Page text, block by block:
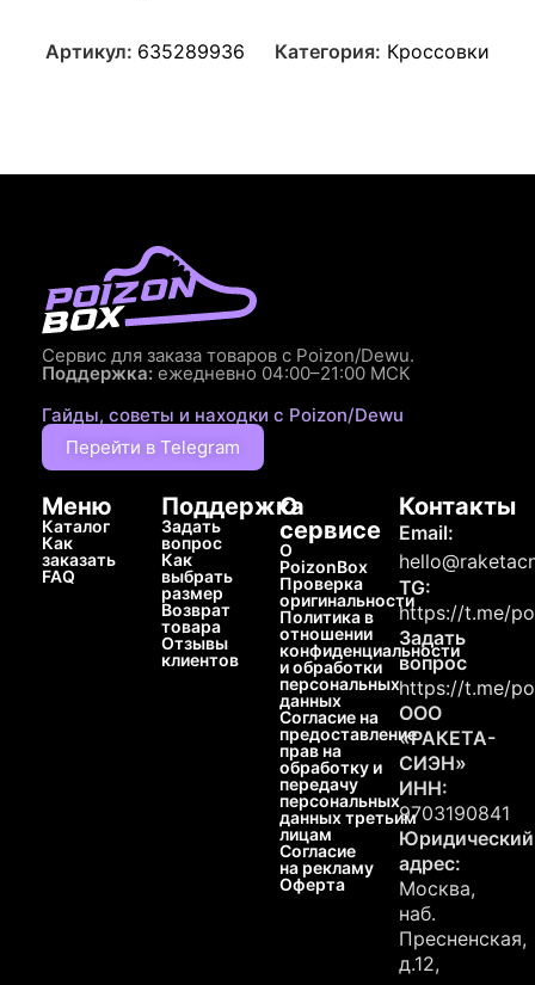
Артикул: 635289936 Категория: Кроссовки
Сервис для заказа товаров с Poizon/Dewu.
Поддержка: ежедневно 04:00–21:00 МСК
Гайды, советы и находки с Poizon/Dewu
Перейти в Telegram
Меню
Каталог
Как
заказать
FAQ
Поддержка
Задать
вопрос
Как
выбрать
размер
Возврат
товара
Отзывы
клиентов
О
сервисе
О
PoizonBox
Проверка
оригинальности
Политика в
отношении
конфиденциальности
и обработки
персональных
данных
Согласие на
предоставление
прав на
обработку и
передачу
персональных
данных третьим
лицам
Согласие
на рекламу
Оферта
Контакты
Email:
TG:
https://t.me/
Задать
вопрос
https://t.me/
ООО
«РАКЕТА-
СИЭН»
ИНН:
9703190841
Юридический
адрес:
Москва,
наб.
Пресненская,
д.12,